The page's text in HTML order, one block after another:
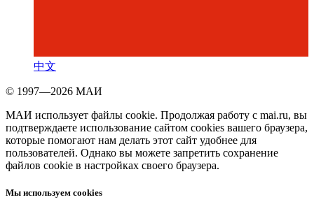
中文
© 1997—2026 МАИ
МАИ использует файлы cookie. Продолжая работу с mai.ru, вы
подтверждаете использование сайтом cookies вашего браузера,
которые помогают нам делать этот сайт удобнее для
пользователей. Однако вы можете запретить сохранение
файлов cookie в настройках своего браузера.
Мы используем cookies